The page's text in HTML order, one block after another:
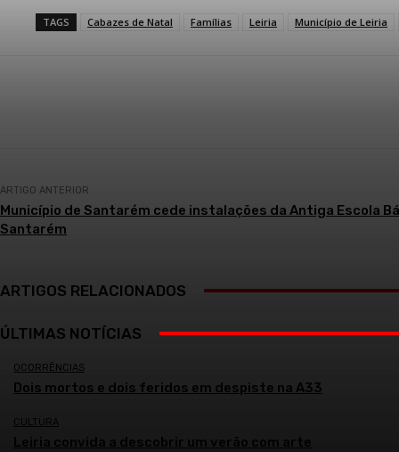
TAGS Cabazes de Natal Famílias Leiria Município de Leiria
ARTIGO ANTERIOR
Município de Santarém cede instalações da Antiga Escola
Santarém
ARTIGOS RELACIONADOS
ÚLTIMAS NOTÍCIAS
OCORRÊNCIAS
Dois mortos e dois feridos em despiste na A33
CULTURA
Leiria convida a descobrir um verão com arte